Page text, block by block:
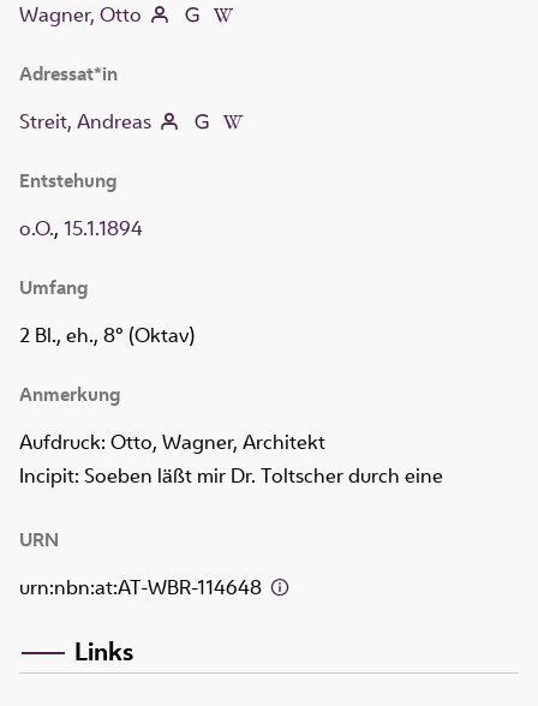
Wagner, Otto
Adressat*in
Streit, Andreas
Entstehung
o.O., 15.1.1894
Umfang
2 Bl., eh., 8° (Oktav)
Anmerkung
Aufdruck: Otto, Wagner, Architekt
Incipit: Soeben läßt mir Dr. Toltscher durch eine
URN
urn:nbn:at:AT-WBR-114648
Links